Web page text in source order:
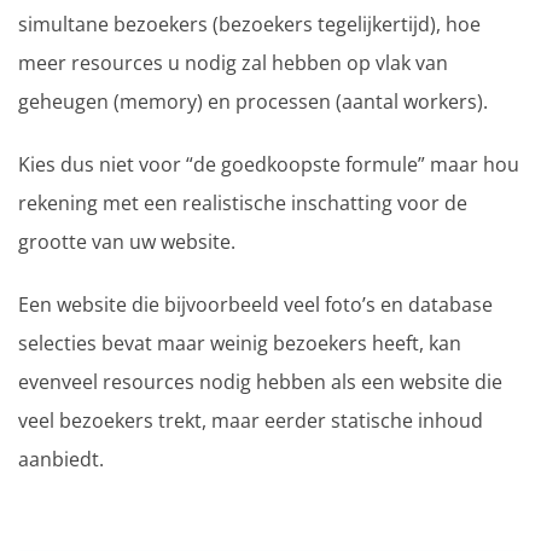
simultane bezoekers (bezoekers tegelijkertijd), hoe
meer resources u nodig zal hebben op vlak van
geheugen (memory) en processen (aantal workers).
Kies dus niet voor “de goedkoopste formule” maar hou
rekening met een realistische inschatting voor de
grootte van uw website.
Een website die bijvoorbeeld veel foto’s en database
selecties bevat maar weinig bezoekers heeft, kan
evenveel resources nodig hebben als een website die
veel bezoekers trekt, maar eerder statische inhoud
aanbiedt.